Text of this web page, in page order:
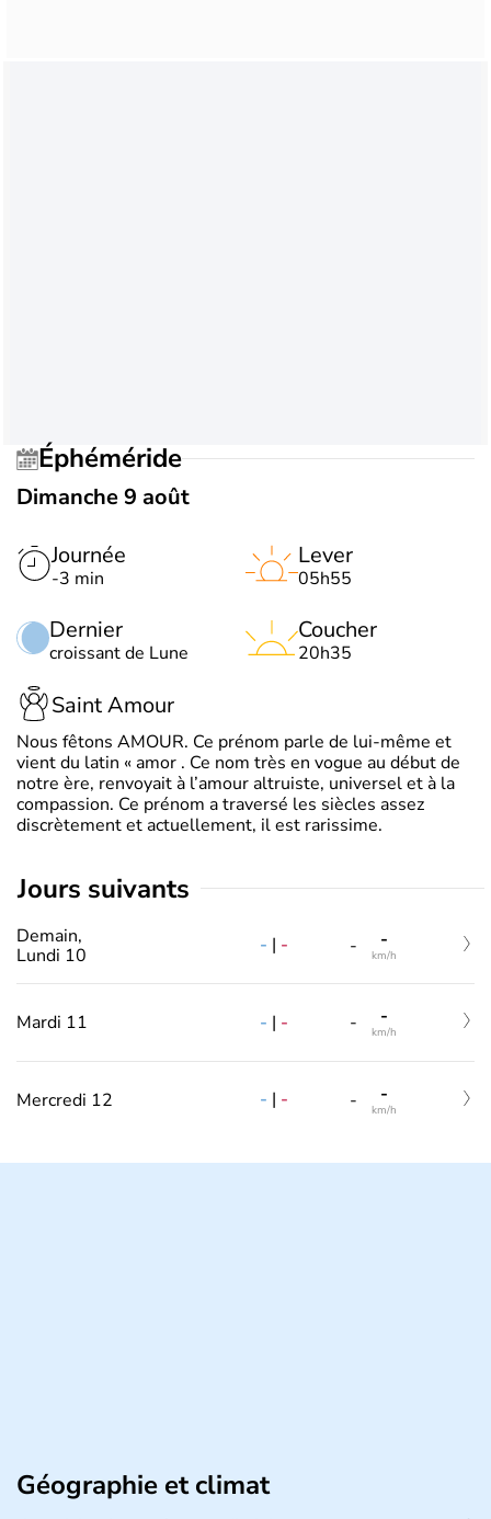
Éphéméride
Dimanche 9 août
Journée
-3 min
Dernier
croissant de Lune
Lever
05h55
Coucher
20h35
Saint Amour
Nous fêtons AMOUR. Ce prénom parle de lui-même et
vient du latin « amor . Ce nom très en vogue au début de
notre ère, renvoyait à l’amour altruiste, universel et à la
compassion. Ce prénom a traversé les siècles assez
discrètement et actuellement, il est rarissime.
jours suivants
Demain,
Lundi 10
- | - - -
km/h
Mardi 11 - | - - -
km/h
Mercredi 12 - | - - -
km/h
Géographie et climat